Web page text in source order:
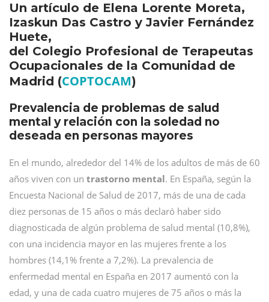
Un artículo de Elena Lorente Moreta,
Izaskun Das Castro y Javier Fernández
Huete,
del Colegio Profesional de Terapeutas
Ocupacionales de la Comunidad de
Madrid (COPTOCAM)
Prevalencia de problemas de salud
mental y relación con la soledad no
deseada en personas mayores
En el mundo, alrededor del 14% de los adultos de más de 60
años viven con un trastorno mental. En España, según la
Encuesta Nacional de Salud de 2017, más de una de cada
diez personas de 15 años o más declaró haber sido
diagnosticada de algún problema de salud mental (10,8%),
con una incidencia mayor en las mujeres frente a los
hombres (14,1% frente a 7,2%). La prevalencia de
enfermedad mental en España en 2017 aumentó con la
edad, y una de cada cuatro mujeres de 75 años o más la